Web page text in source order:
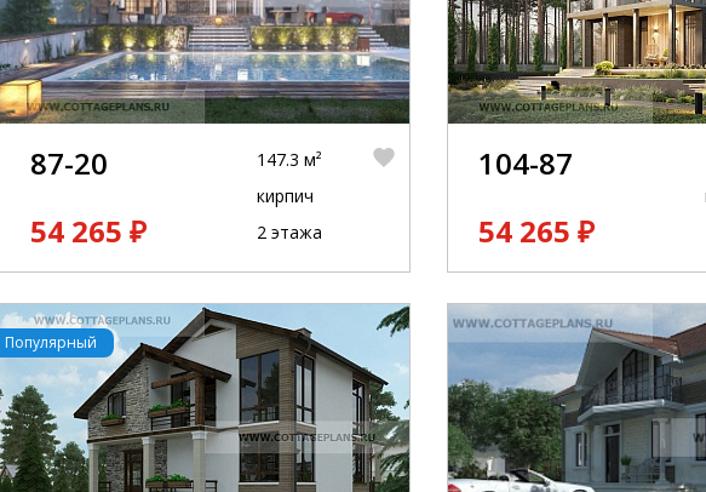
87-20
54 265 ₽
147.3 м²
кирпич
2 этажа
104-87
54 265 ₽
Популярный